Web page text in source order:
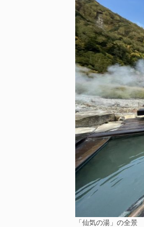
「仙気の湯」の全景